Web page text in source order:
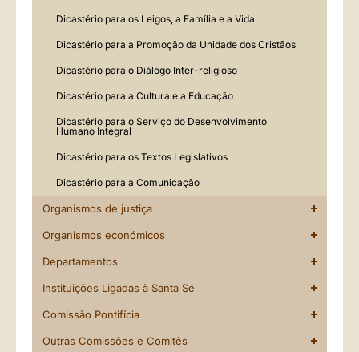
Dicastério para os Leigos, a Família e a Vida
Dicastério para a Promoção da Unidade dos Cristãos
Dicastério para o Diálogo Inter-religioso
Dicastério para a Cultura e a Educação
Dicastério para o Serviço do Desenvolvimento
Humano Integral
Dicastério para os Textos Legislativos
Dicastério para a Comunicação
Organismos de justiça
Organismos económicos
Departamentos
Instituições Ligadas à Santa Sé
Comissão Pontifícia
Outras Comissões e Comitês